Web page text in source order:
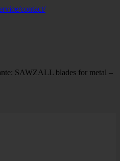
contact/
SAWZALL blades for metal –